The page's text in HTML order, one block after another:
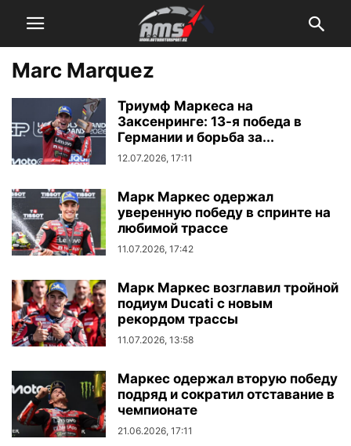
Marc Marquez
Триумф Маркеса на
Заксенринге: 13-я победа в
Германии и борьба за...
12.07.2026, 17:11
Марк Маркес одержал
уверенную победу в спринте на
любимой трассе
11.07.2026, 17:42
Марк Маркес возглавил тройной
подиум Ducati с новым
рекордом трассы
11.07.2026, 13:58
Маркес одержал вторую победу
подряд и сократил отставание в
чемпионате
21.06.2026, 17:11